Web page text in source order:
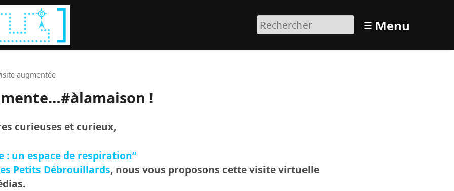
≡ Menu
augmentée
!
curieuses et curieux,
: un espace de respiration”
Petits Débrouillards, nous vous proposons cette visite virtuelle